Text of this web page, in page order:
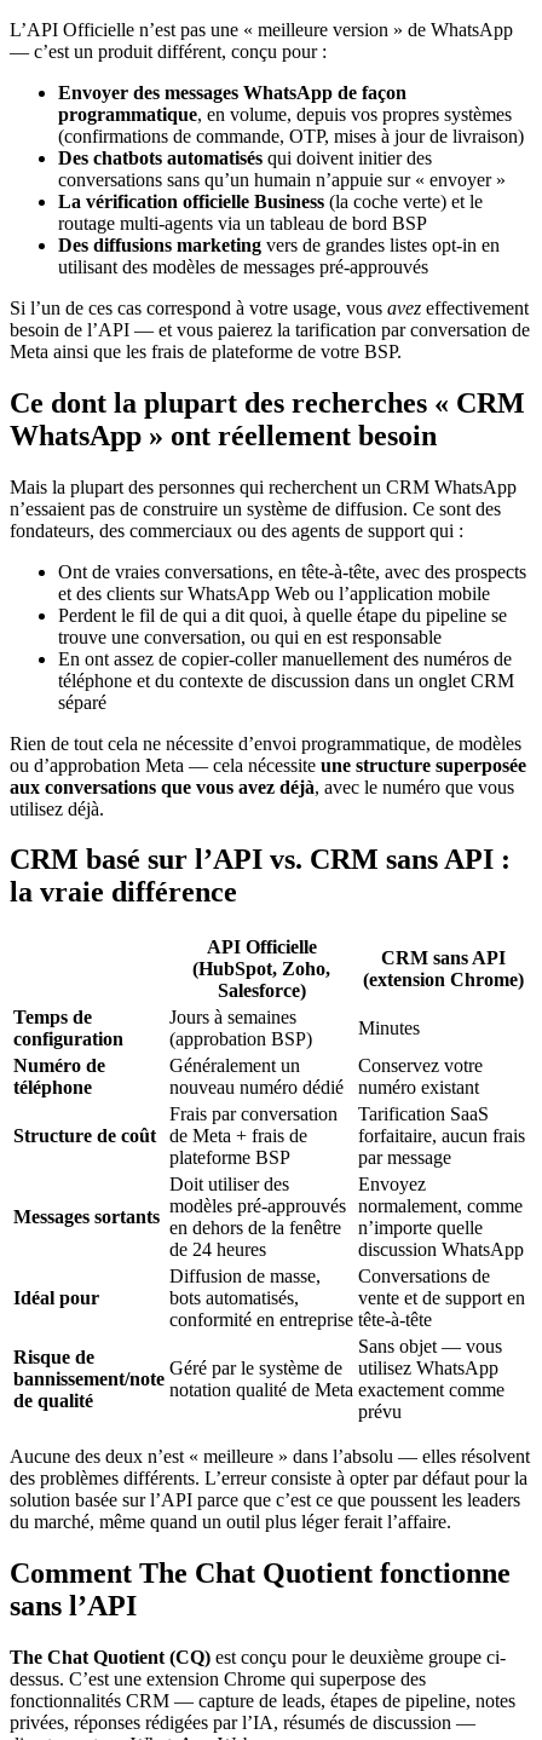
L’API Officielle n’est pas une « meilleure version » de WhatsApp
— c’est un produit différent, conçu pour :
Envoyer des messages WhatsApp de façon
programmatique, en volume, depuis vos propres systèmes
(confirmations de commande, OTP, mises à jour de livraison)
Des chatbots automatisés qui doivent initier des
conversations sans qu’un humain n’appuie sur « envoyer »
La vérification officielle Business (la coche verte) et le
routage multi-agents via un tableau de bord BSP
Des diffusions marketing vers de grandes listes opt-in en
utilisant des modèles de messages pré-approuvés
Si l’un de ces cas correspond à votre usage, vous avez effectivement
besoin de l’API — et vous paierez la tarification par conversation de
Meta ainsi que les frais de plateforme de votre BSP.
Ce dont la plupart des recherches « CRM
WhatsApp » ont réellement besoin
Mais la plupart des personnes qui recherchent un CRM WhatsApp
n’essaient pas de construire un système de diffusion. Ce sont des
fondateurs, des commerciaux ou des agents de support qui :
Ont de vraies conversations, en tête-à-tête, avec des prospects
et des clients sur WhatsApp Web ou l’application mobile
Perdent le fil de qui a dit quoi, à quelle étape du pipeline se
trouve une conversation, ou qui en est responsable
En ont assez de copier-coller manuellement des numéros de
téléphone et du contexte de discussion dans un onglet CRM
séparé
Rien de tout cela ne nécessite d’envoi programmatique, de modèles
ou d’approbation Meta — cela nécessite une structure superposée
aux conversations que vous avez déjà, avec le numéro que vous
utilisez déjà.
CRM basé sur l’API vs. CRM sans API :
la vraie différence
API Officielle
(HubSpot, Zoho,
Salesforce)
CRM sans API
(extension Chrome)
Temps de
configuration
Jours à semaines
(approbation BSP)
Minutes
Numéro de
téléphone
Généralement un
nouveau numéro dédié
Conservez votre
numéro existant
Structure de coût
Frais par conversation
de Meta + frais de
plateforme BSP
Tarification SaaS
forfaitaire, aucun frais
par message
Messages sortants
Doit utiliser des
modèles pré-approuvés
en dehors de la fenêtre
de 24 heures
Envoyez
normalement, comme
n’importe quelle
discussion WhatsApp
Idéal pour
Diffusion de masse,
bots automatisés,
conformité en entreprise
Conversations de
vente et de support en
tête-à-tête
Risque de
bannissement/note
de qualité
Géré par le système de
notation qualité de Meta
Sans objet — vous
utilisez WhatsApp
exactement comme
prévu
Aucune des deux n’est « meilleure » dans l’absolu — elles résolvent
des problèmes différents. L’erreur consiste à opter par défaut pour la
solution basée sur l’API parce que c’est ce que poussent les leaders
du marché, même quand un outil plus léger ferait l’affaire.
Comment The Chat Quotient fonctionne
sans l’API
The Chat Quotient (CQ) est conçu pour le deuxième groupe ci-
dessus. C’est une extension Chrome qui superpose des
fonctionnalités CRM — capture de leads, étapes de pipeline, notes
privées, réponses rédigées par l’IA, résumés de discussion —